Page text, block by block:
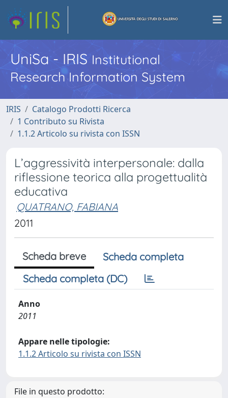
UniSa - IRISInstitutional
Research Information System
IRIS
Catalogo Prodotti Ricerca
1 Contributo su Rivista
1.1.2 Articolo su rivista con ISSN
L’aggressività interpersonale: dalla
riflessione teorica alla progettualità
educativa
QUATRANO, FABIANA
2011
Scheda breve
Scheda completa
Scheda completa (DC)
Anno
2011
Appare nelle tipologie:
1.1.2 Articolo su rivista con ISSN
File in questo prodotto: